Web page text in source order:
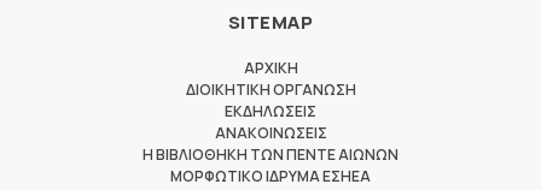
SITEMAP
ΑΡΧΙΚΗ
ΔΙΟΙΚΗΤΙΚΗ ΟΡΓΑΝΩΣΗ
ΕΚΔΗΛΩΣΕΙΣ
ΑΝΑΚΟΙΝΩΣΕΙΣ
Η ΒΙΒΛΙΟΘΗΚΗ ΤΩΝ ΠΕΝΤΕ ΑΙΩΝΩΝ
ΜΟΡΦΩΤΙΚΟ ΙΔΡΥΜΑ ΕΣΗΕΑ